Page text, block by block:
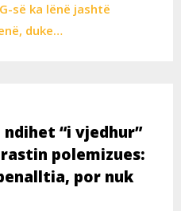
së ka lënë jashtë
duke…
ndihet “i vjedhur”
polemizues:
por nuk